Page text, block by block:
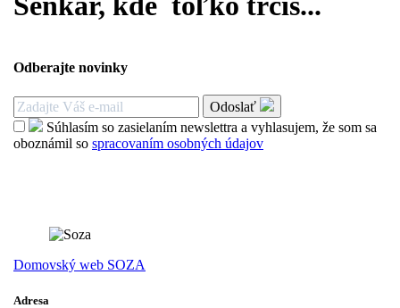
Odberajte novinky
Odoslať
Súhlasím so zasielaním newslettra a vyhlasujem, že som sa
oboznámil so spracovaním osobných údajov
Domovský web SOZA
Adresa